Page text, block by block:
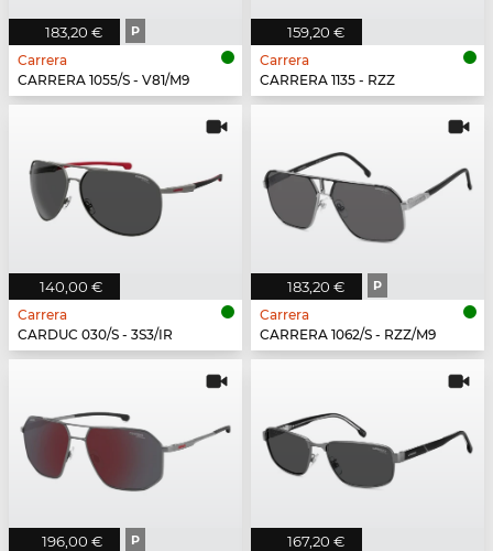
183,20 € P
Carrera
CARRERA 1055/S - V81/M9
159,20 €
Carrera
CARRERA 1135 - RZZ
140,00 €
Carrera
CARDUC 030/S - 3S3/IR
183,20 € P
Carrera
CARRERA 1062/S - RZZ/M9
196,00 € P 167,20 €